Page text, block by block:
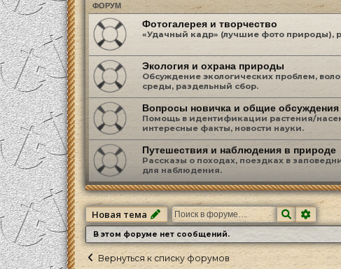
ФОРУМ
Фотогалерея и творчество
«Удачный кадр» (лучшие фото природы),
Экология и охрана природы
Обсуждение экологических проблем,
среды, раздельный сбор.
Вопросы новичка и общие обсуждения
Помощь в идентификации растения/
интересные факты, новости науки.
Путешествия и наблюдения в природе
Рассказы о походах, поездках в
для наблюдения.
Новая тема Поиск
В этом форуме нет сообщений.
Вернуться к списку форумов